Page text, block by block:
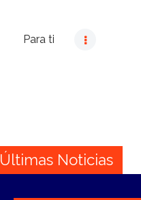
Para ti
Últimas Noticias